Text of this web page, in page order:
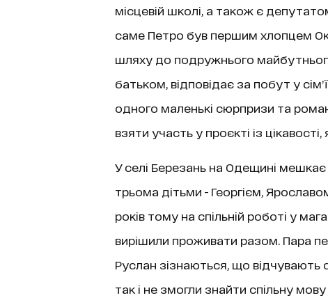
місцевій школі, а також є
саме Петро був першим хлопцем
шляху до подружнього
батьком, відповідає за побут у
одного маленькі сюрпризи та
взяти участь у проєкті із цікавості,
У селі Березань на Одещині
трьома дітьми - Георгієм,
років тому на спільній роботі у
вирішили проживати разом. Пара
Руслан зізнаються, що відчувають
так і не змогли знайти спільну